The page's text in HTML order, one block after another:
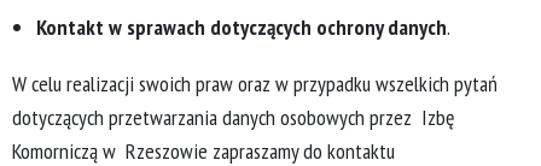
Kontakt w sprawach dotyczących ochrony danych.
W celu realizacji swoich praw oraz w przypadku wszelkich pytań
dotyczących przetwarzania danych osobowych przez Izbę
Komorniczą w Rzeszowie zapraszamy do kontaktu